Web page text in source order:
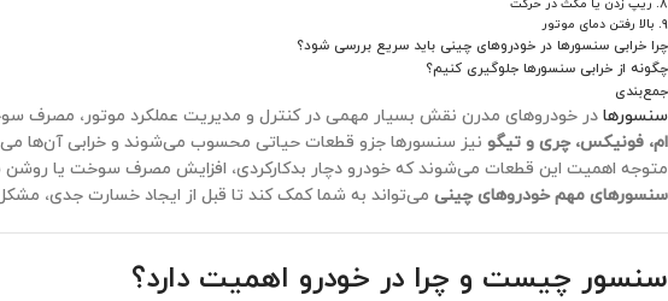
9. بالا رفتن دمای موتور
چرا خرابی سنسورها در خودروهای چینی باید سریع بررسی شود؟
چگونه از خرابی سنسورها جلوگیری کنیم؟
جمع‌بندی
سنسورهادر خودروهای مدرن نقش بسیار مهمی در کنترل و مدیریت عملکرد موتور، مصرف
ام، فونیکس، چری و تیگو نیز سنسورها جزو قطعات حیاتی محسوب می‌شوند و خرابی آن‌ها
متوجه اهمیت این قطعات می‌شوند که خودرو دچار بدکارکردی، افزایش مصرف سوخت یا
سنسورهای مهم خودروهای چینی می‌تواند به شما کمک کند تا قبل از ایجاد خسارت جدی،
سنسور چیست و چرا در خودرو اهمیت دارد؟